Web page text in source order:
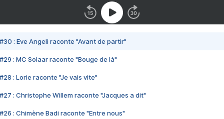
#30 : Eve Angeli raconte "Avant de partir"
#29 : MC Solaar raconte "Bouge de là"
#28 : Lorie raconte "Je vais vite"
#27 : Christophe Willem raconte "Jacques a dit"
#26 : Chimène Badi raconte "Entre nous"